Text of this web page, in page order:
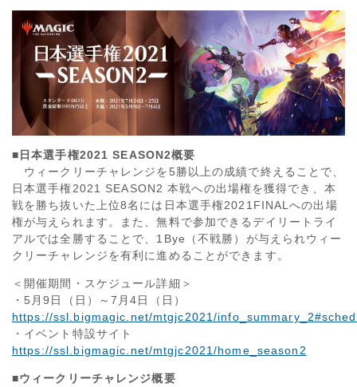
■ 日本選手権2021 SEASON2概要
ウィークリーチャレンジを5勝以上の成績で終えることで、
日本選手権2021 SEASON2 本戦への出場権を獲得でき、本
戦を勝ち抜いた上位8名には日本選手権2021FINALへの出場
権が与えられます。また、無料で参加できるデイリートライ
アルでは全勝することで、1Bye（不戦勝）が与えられウィー
クリーチャレンジを有利に進めることができます。
＜開催期間・スケジュール詳細＞
・5月9日（日）～7月4日（日）
https://ssl.bigmagic.net/mtgjc2021/
・イベント特設サイト
https://ssl.bigmagic.net/mtgjc2021/home_season2
■ウィークリーチャレンジ概要